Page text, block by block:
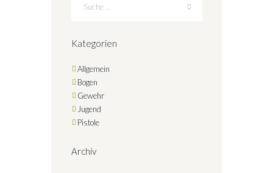
Kategorien
Allgemein
Bogen
Gewehr
Jugend
Pistole
Archiv